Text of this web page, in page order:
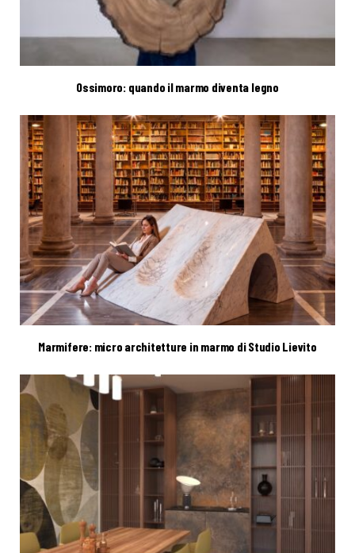
Ossimoro: quando il marmo diventa legno
Marmifere: micro architetture in marmo di Studio Lievito